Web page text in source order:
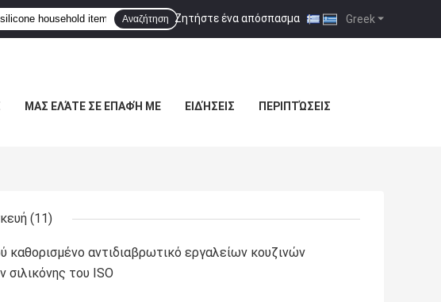
Greek
Ζητήστε ένα απόσπασμα |
Αναζήτηση
ΜΑΣ ΕΛΆΤΕ ΣΕ ΕΠΑΦΉ ΜΕ ΕΙΔΉΣΕΙΣ ΠΕΡΙΠΤΏΣΕΙΣ
(11)
καθορισμένο αντιδιαβρωτικό εργαλείων κουζινών
σιλικόνης του ISO